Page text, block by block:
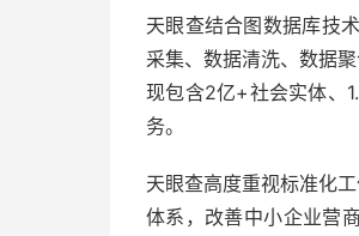
天眼查结合图数据库技
采集、数据清洗、数据
现包含2亿+社会实体、
务。
天眼查高度重视标准化
体系，改善中小企业营